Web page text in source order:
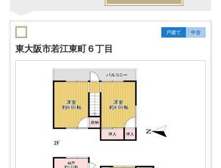
戸建て 中古
東大阪市若江東町６丁目